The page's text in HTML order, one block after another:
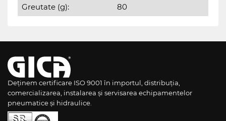
Greutate (g): 80
Deținem certificare ISO 9001 în importul, distribuția,
comercializarea, instalarea și servisarea echipamentelor
pneumatice și hidraulice.